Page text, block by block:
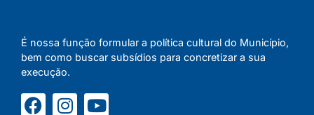
É nossa função formular a política cultural do Município,
bem como buscar subsídios para concretizar a sua
execução.